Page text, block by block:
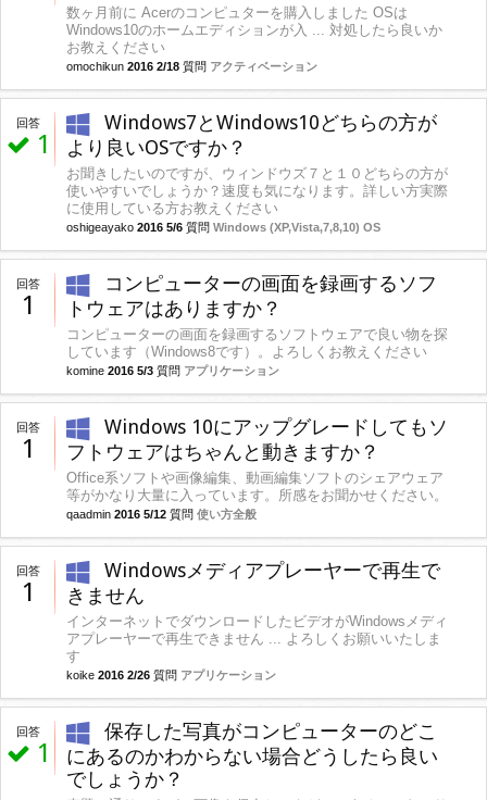
数ヶ月前に Acerのコンピュターを購入しました OSは
Windows10のホームエディションが入 ... 対処したら良いか
お教えください
omochikun 2016 2/18 質問 アクティベーション
回答
1
Windows7とWindows10どちらの方が
より良いOSですか？
お聞きしたいのですが、ウィンドウズ７と１０どちらの方が
使いやすいでしょうか？速度も気になります。詳しい方実際
に使用している方お教えください
oshigeayako 2016 5/6 質問 Windows (XP,Vista,7,8,10) OS
回答
1
コンピューターの画面を録画するソフ
トウェアはありますか？
コンピューターの画面を録画するソフトウェアで良い物を探
しています（Windows8です）。よろしくお教えください
komine 2016 5/3 質問 アプリケーション
回答
1
Windows 10にアップグレードしてもソ
フトウェアはちゃんと動きますか？
Office系ソフトや画像編集、動画編集ソフトのシェアウェア
等がかなり大量に入っています。所感をお聞かせください。
qaadmin 2016 5/12 質問 使い方全般
回答
1
Windowsメディアプレーヤーで再生で
きません
インターネットでダウンロードしたビデオがWindowsメディ
アプレーヤーで再生できません ... よろしくお願いいたしま
す
koike 2016 2/26 質問 アプリケーション
回答
1
保存した写真がコンピューターのどこ
にあるのかわからない場合どうしたら良い
でしょうか？